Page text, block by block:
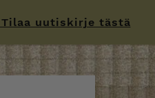
uutiskirje tästä